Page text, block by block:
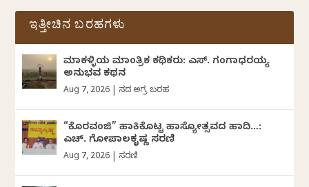
ಇತ್ತೀಚಿನ ಬರಹಗಳು
ಮಾಕಳ್ಳಿಯ ಮಾಂತ್ರಿಕ ಕಥಿಕರು: ಎಸ್. ಗಂಗಾಧರಯ್ಯ
ಅನುಭವ ಕಥನ
Aug 7, 2026 ದಿನದ ಅಗ್ರ ಬರಹ
“ಕೊರವಂಜಿ” ಹಾಕಿಕೊಟ್ಟ ಹಾಸ್ಯೋತ್ಸವದ ಹಾದಿ…:
ಎಚ್. ಗೋಪಾಲಕೃಷ್ಣ ಸರಣಿ
Aug 7, 2026 ಸರಣಿ